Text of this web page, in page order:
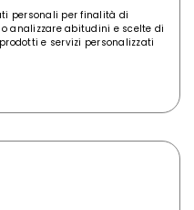
personali per finalità di
analizzare abitudini e scelte di
e servizi personalizzati